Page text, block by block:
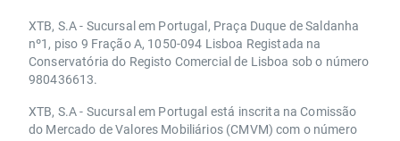
XTB, S.A - Sucursal em Portugal, Praça Duque de Saldanha
nº1, piso 9 Fração A, 1050-094 Lisboa Registada na
Conservatória do Registo Comercial de Lisboa sob o número
980436613.
XTB, S.A - Sucursal em Portugal está inscrita na Comissão
do Mercado de Valores Mobiliários (CMVM) com o número